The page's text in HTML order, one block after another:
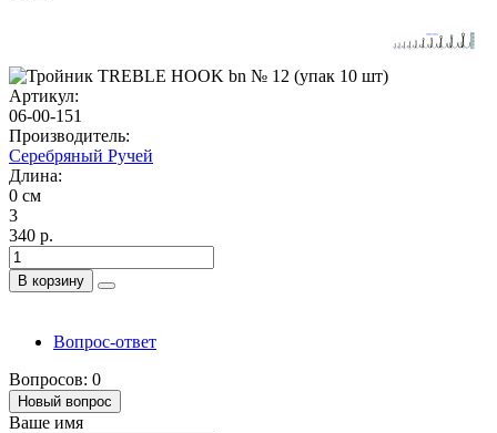
Артикул:
06-00-151
Производитель:
Серебряный Ручей
Длина:
0 см
3
340 р.
В корзину
Вопрос-ответ
Вопросов: 0
Новый вопрос
Ваше имя